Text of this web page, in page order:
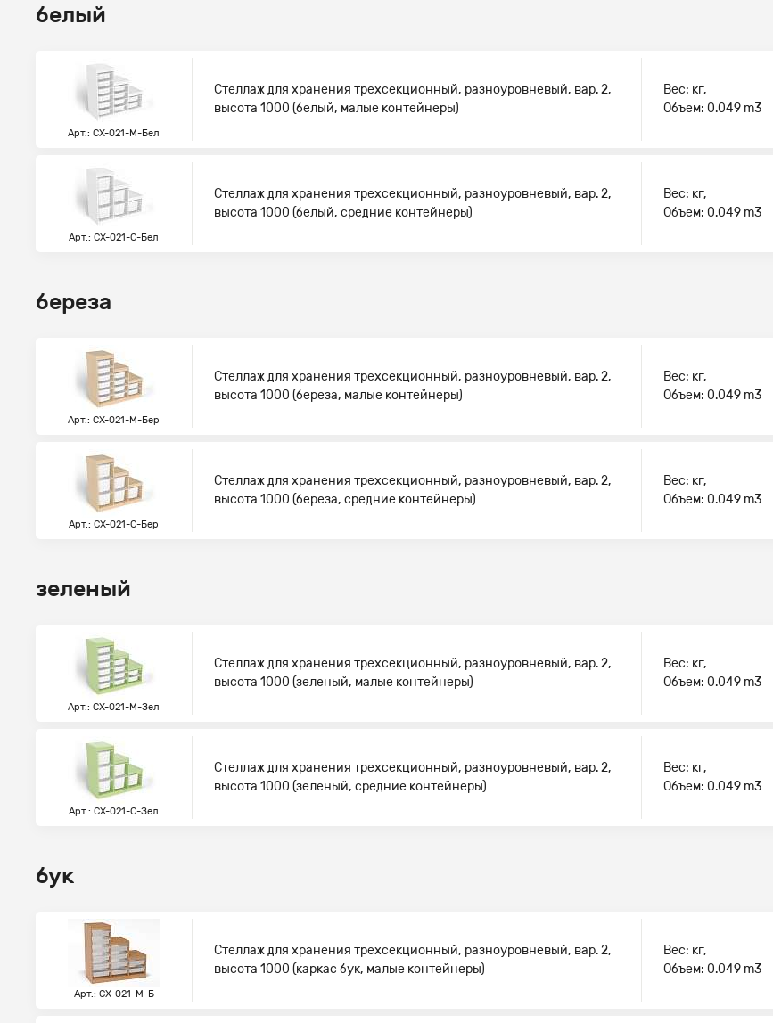
белый
Арт.: СХ-021-М-Бел
Стеллаж для хранения трехсекционный, разноуровневый, вар. 2,
высота 1000 (белый, малые контейнеры)
Вес: кг,
Объем: 0.049 m3
Арт.: СХ-021-С-Бел
Стеллаж для хранения трехсекционный, разноуровневый, вар. 2,
высота 1000 (белый, средние контейнеры)
Вес: кг,
Объем: 0.049 m3
береза
Арт.: СХ-021-М-Бер
Стеллаж для хранения трехсекционный, разноуровневый, вар. 2,
высота 1000 (береза, малые контейнеры)
Вес: кг,
Объем: 0.049 m3
Арт.: СХ-021-С-Бер
Стеллаж для хранения трехсекционный, разноуровневый, вар. 2,
высота 1000 (береза, средние контейнеры)
Вес: кг,
Объем: 0.049 m3
зеленый
Арт.: СХ-021-М-Зел
Стеллаж для хранения трехсекционный, разноуровневый, вар. 2,
высота 1000 (зеленый, малые контейнеры)
Вес: кг,
Объем: 0.049 m3
Арт.: СХ-021-С-Зел
Стеллаж для хранения трехсекционный, разноуровневый, вар. 2,
высота 1000 (зеленый, средние контейнеры)
Вес: кг,
Объем: 0.049 m3
бук
Арт.: СХ-021-М-Б
Стеллаж для хранения трехсекционный, разноуровневый, вар. 2,
высота 1000 (каркас бук, малые контейнеры)
Вес: кг,
Объем: 0.049 m3